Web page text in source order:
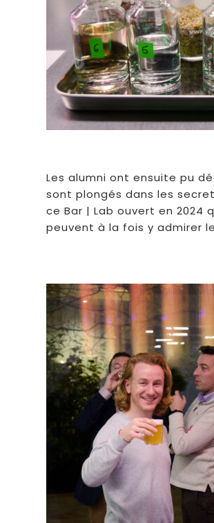
Les alumni ont ensuite pu
sont plongés dans les
ce Bar | Lab ouvert en
peuvent à la fois y admirer